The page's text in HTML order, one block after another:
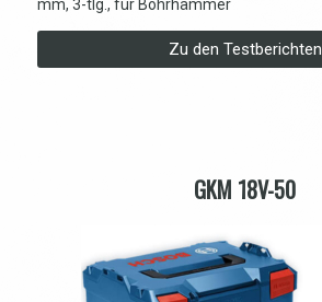
mm, 3-tlg., für Bohrhämmer
Zu den Testberichten
GKM 18V-50